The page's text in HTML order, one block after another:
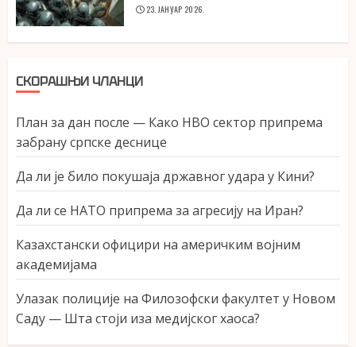
23. ЈАНУАР 2026.
СКОРАШЊИ ЧЛАНЦИ
План за дан после — Како НВО сектор припрема
забрану српске деснице
Да ли је било покушаја државног удара у Кини?
Да ли се НАТО припрема за агресију на Иран?
Казахстански официри на америчким војним
академијама
Улазак полиције на Филозофски факултет у Новом
Саду — Шта стоји иза медијског хаоса?